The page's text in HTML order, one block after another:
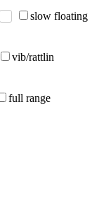
slow floating
vib/rattlin
full range